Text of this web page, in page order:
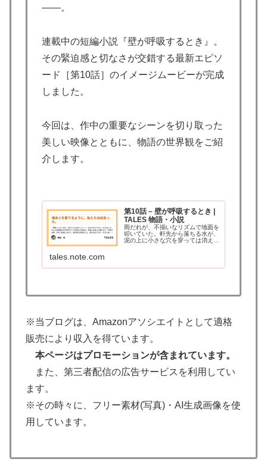
――。
連載中の短編小説『壁が呼吸するとき』。
その緊迫感と切なさが交錯する最新エピソ
ード［第10話］のイメージムービーが完成
しました。
今回は、作中の重要なシーンを切り取った
美しい映像とともに、物語の世界観をご紹
介します。
第10話 – 壁が呼吸するとき |
TALES 物語・小説
雨だれが、不揃いなリズムで地面を
叩いていた。軒先から落ちる水が、
泥の上に小さな穴を穿っては消え
tales.note.com
※当ブログは、Amazonアソシエイトとして適格
販売により収入を得ています。
本ページはプロモーションが含まれています。
また、第三者配信の広告サービスを利用してい
ます。
※その時々に、フリー素材(写真)・AI生成画像を使
用しています。